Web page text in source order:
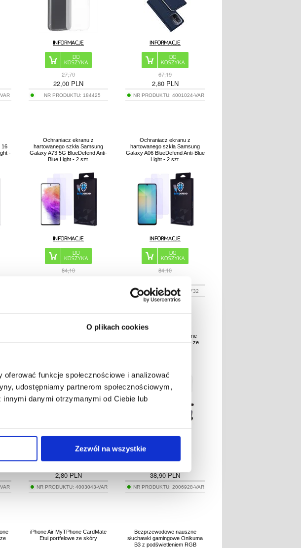
O plikach cookies
funkcje społecznościowe i analizować
udostępniamy partnerom społecznościowym,
danymi otrzymanymi od Ciebie lub
Zezwól na wszystkie
27,70
22,00 PLN
NR PRODUKTU: 184425
67,19
2,80PLN
NR PRODUKTU:4001024-VAR
16
-
Ochraniacz ekranu z
hartowanego szkła Samsung
Galaxy A73 5G BlueDefend Anti-
Blue Light - 2 szt.
84,10
Ochraniacz ekranu z
hartowanego szkła Samsung
Galaxy A06 BlueDefend Anti-Blue
Light - 2 szt.
84,10
NR PRODUKTU: 2005732
2,80PLN
NR PRODUKTU:4003043-VAR
iPhone 16 Plus MyTPhone
CardMate Etui portfelowe ze
38,90PLN
NR PRODUKTU:2006928-VAR
iPhone Air MyTPhone CardMate
Etui portfelowe ze skóry
Bezprzewodowe nauszne
słuchawki gamingowe Onikuma
B3 z podświetleniem RGB